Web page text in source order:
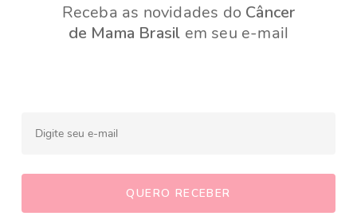
Receba as novidades do Câncer
de Mama Brasil em seu e-mail